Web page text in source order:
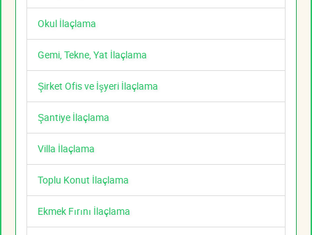
Okul İlaçlama
Gemi, Tekne, Yat İlaçlama
Şirket Ofis ve İşyeri İlaçlama
Şantiye İlaçlama
Villa İlaçlama
Toplu Konut İlaçlama
Ekmek Fırını İlaçlama